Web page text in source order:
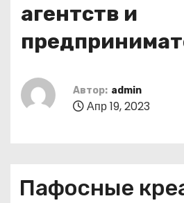
агентств и
Автор: admin
Апр 19, 2023
Пафосные